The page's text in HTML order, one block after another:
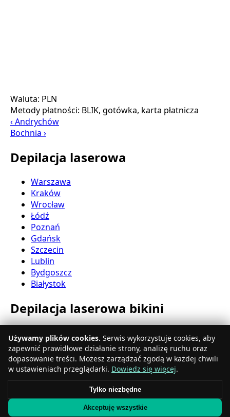
Waluta: PLN
Metody płatności: BLIK, gotówka, karta płatnicza
‹ Andrychów
Bochnia ›
Depilacja laserowa
Warszawa
Kraków
Wrocław
Łódź
Poznań
Gdańsk
Szczecin
Lublin
Bydgoszcz
Białystok
Depilacja laserowa bikini
Katowice
Gdynia
Częstochowa
Radom
Rzeszów
Sosnowiec
Używamy plików cookies. Serwis wykorzystuje cookies, aby
zapewnić prawidłowe działanie strony, analizę ruchu oraz
dopasowanie treści. Możesz zarządzać zgodą w każdej chwili
w ustawieniach przeglądarki. Dowiedz się więcej.
Tylko niezbędne
Akceptuję wszystkie